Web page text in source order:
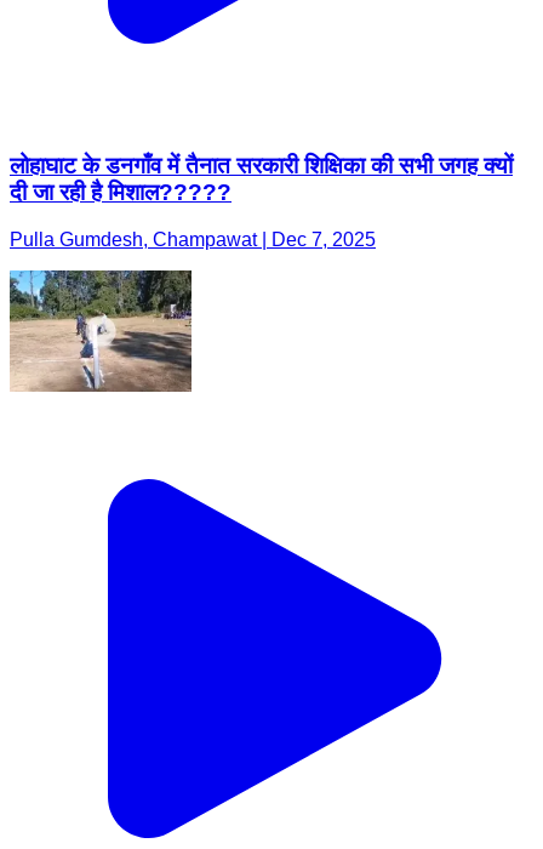
लोहाघाट के डनगाँव में तैनात सरकारी शिक्षिका की सभी जगह क्यों
दी जा रही है मिशाल?????
Pulla Gumdesh, Champawat | Dec 7, 2025